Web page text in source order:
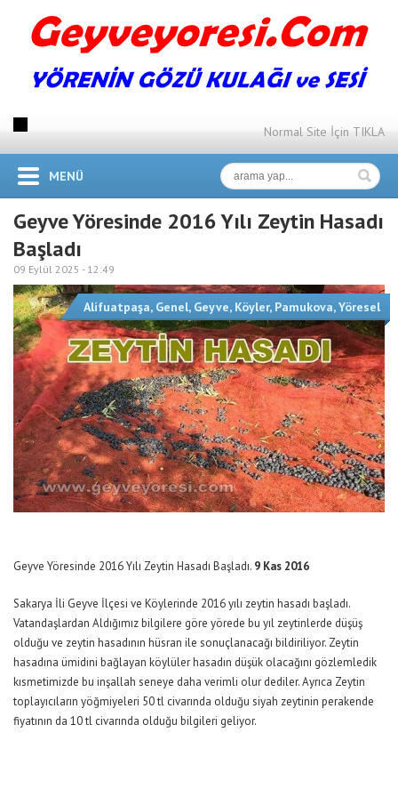
Normal Site İçin TIKLA
MENÜ
Geyve Yöresinde 2016 Yılı Zeytin Hasadı
Başladı
09 Eylül 2025 - 12:49
Alifuatpaşa, Genel, Geyve, Köyler, Pamukova,Yöresel
Geyve Yöresinde 2016 Yılı Zeytin Hasadı Başladı. 9 Kas 2016
Sakarya İli Geyve İlçesi ve Köylerinde 2016 yılı zeytin hasadı başladı.
Vatandaşlardan Aldığımız bilgilere göre yörede bu yıl zeytinlerde düşüş
olduğu ve zeytin hasadının hüsran ile sonuçlanacağı bildiriliyor. Zeytin
hasadına ümidini bağlayan köylüler hasadın düşük olacağını gözlemledik
kısmetimizde bu inşallah seneye daha verimli olur dediler. Ayrıca Zeytin
toplayıcıların yöğmiyeleri 50 tl civarında olduğu siyah zeytinin perakende
fiyatının da 10 tl civarında olduğu bilgileri geliyor.